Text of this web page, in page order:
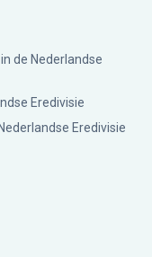
de Nederlandse
Eredivisie
Eredivisie